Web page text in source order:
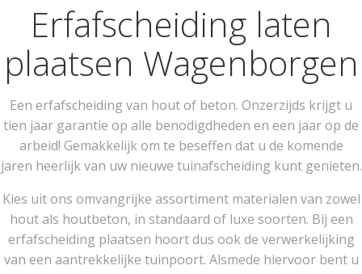
Erfafscheiding laten
plaatsen Wagenborgen
Een erfafscheiding van hout of beton. Onzerzijds krijgt u
tien jaar garantie op alle benodigdheden en een jaar op de
arbeid! Gemakkelijk om te beseffen dat u de komende
jaren heerlijk van uw nieuwe tuinafscheiding kunt genieten.
Kies uit ons omvangrijke assortiment materialen van zowel
hout als houtbeton, in standaard of luxe soorten. Bij een
erfafscheiding plaatsen hoort dus ook de verwerkelijking
van een aantrekkelijke tuinpoort. Alsmede hiervoor bent u